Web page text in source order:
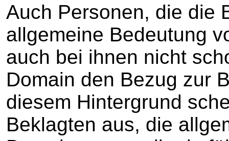
Auch Personen, die die
allgemeine Bedeutung
auch bei ihnen nicht
Domain den Bezug zur
diesem Hintergrund
Beklagten aus, die